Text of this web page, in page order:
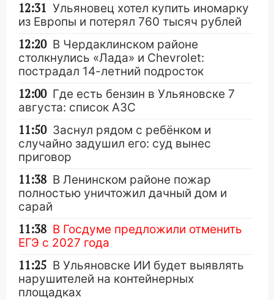
12:31 Ульяновец хотел купить иномарку
из Европы и потерял 760 тысяч рублей
12:20 В Чердаклинском районе
столкнулись «Лада» и Chevrolet:
пострадал 14-летний подросток
12:00 Где есть бензин в Ульяновске 7
августа: список АЗС
11:50 Заснул рядом с ребёнком и
случайно задушил его: суд вынес
приговор
11:38 В Ленинском районе пожар
полностью уничтожил дачный дом и
сарай
11:38 В Госдуме предложили отменить
ЕГЭ с 2027 года
11:25 В Ульяновске ИИ будет выявлять
нарушителей на контейнерных
площадках